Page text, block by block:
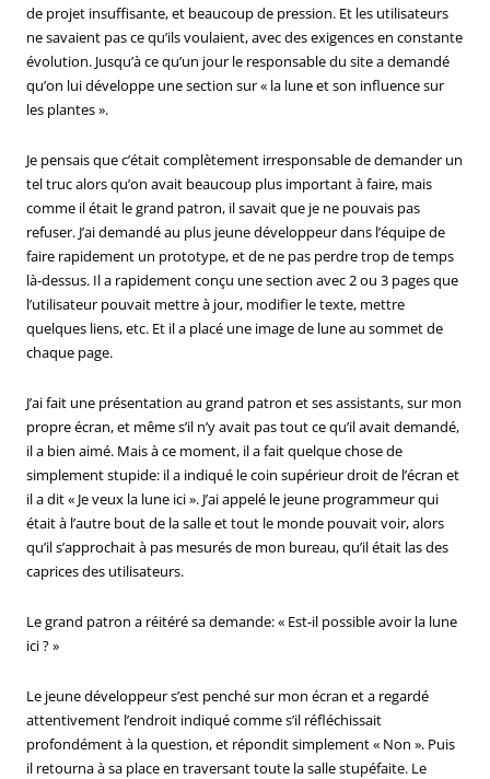
de projet insuffisante, et beaucoup de pression. Et les utilisateurs
ne savaient pas ce qu’ils voulaient, avec des exigences en constante
évolution. Jusqu’à ce qu’un jour le responsable du site a demandé
qu’on lui développe une section sur « la lune et son influence sur
les plantes ».
Je pensais que c’était complètement irresponsable de demander un
tel truc alors qu’on avait beaucoup plus important à faire, mais
comme il était le grand patron, il savait que je ne pouvais pas
refuser. J’ai demandé au plus jeune développeur dans l’équipe de
faire rapidement un prototype, et de ne pas perdre trop de temps
là-dessus. Il a rapidement conçu une section avec 2 ou 3 pages que
l’utilisateur pouvait mettre à jour, modifier le texte, mettre
quelques liens, etc. Et il a placé une image de lune au sommet de
chaque page.
J’ai fait une présentation au grand patron et ses assistants, sur mon
propre écran, et même s’il n’y avait pas tout ce qu’il avait demandé,
il a bien aimé. Mais à ce moment, il a fait quelque chose de
simplement stupide: il a indiqué le coin supérieur droit de l’écran et
il a dit « Je veux la lune ici ». J’ai appelé le jeune programmeur qui
était à l’autre bout de la salle et tout le monde pouvait voir, alors
qu’il s’approchait à pas mesurés de mon bureau, qu’il était las des
caprices des utilisateurs.
Le grand patron a réitéré sa demande: « Est-il possible avoir la lune
ici ? »
Le jeune développeur s’est penché sur mon écran et a regardé
attentivement l’endroit indiqué comme s’il réfléchissait
profondément à la question, et répondit simplement « Non ». Puis
il retourna à sa place en traversant toute la salle stupéfaite. Le